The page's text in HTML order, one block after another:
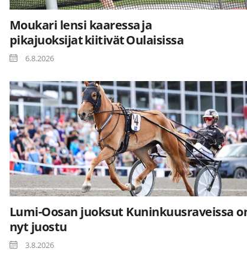
Moukari lensi kaaressa ja
pikajuoksijat kiitivät Oulaisissa
6.8.2026
Lumi-Oosan juoksut Kuninkuusraveissa
nyt juostu
3.8.2026